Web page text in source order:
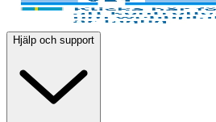
Hjälp och support